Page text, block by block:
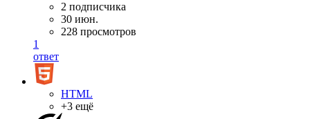
2 подписчика
30 июн.
228 просмотров
1
ответ
HTML
+3 ещё